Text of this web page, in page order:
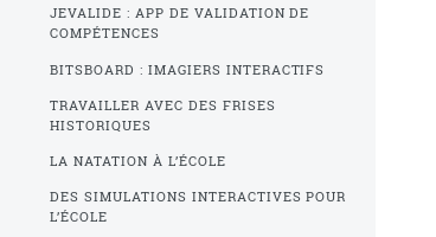
JEVALIDE : APP DE VALIDATION DE
COMPÉTENCES
BITSBOARD : IMAGIERS INTERACTIFS
TRAVAILLER AVEC DES FRISES
HISTORIQUES
LA NATATION À L’ÉCOLE
DES SIMULATIONS INTERACTIVES POUR
L’ÉCOLE